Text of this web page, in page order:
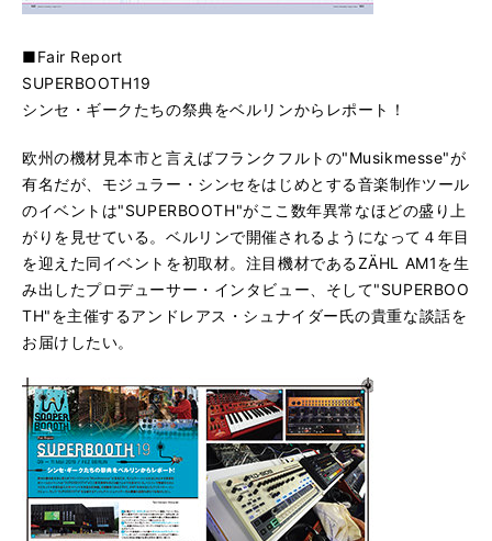
■Fair Report
SUPERBOOTH19
シンセ・ギークたちの祭典をベルリンからレポート！
欧州の機材見本市と言えばフランクフルトの"Musikmesse"が
有名だが、モジュラー・シンセをはじめとする音楽制作ツール
のイベントは"SUPERBOOTH"がここ数年異常なほどの盛り上
がりを見せている。ベルリンで開催されるようになって４年目
を迎えた同イベントを初取材。注目機材であるZÄHL AM1を生
み出したプロデューサー・インタビュー、そして"SUPERBOO
TH"を主催するアンドレアス・シュナイダー氏の貴重な談話を
お届けしたい。